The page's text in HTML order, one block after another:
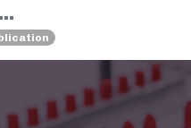
...